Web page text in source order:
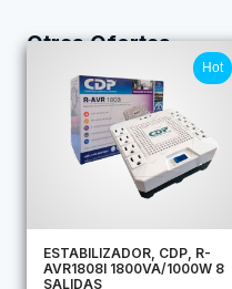
Otras Ofertas
Hot
ESTABILIZADOR, CDP, R-
AVR1808I 1800VA/1000W 8
SALIDAS